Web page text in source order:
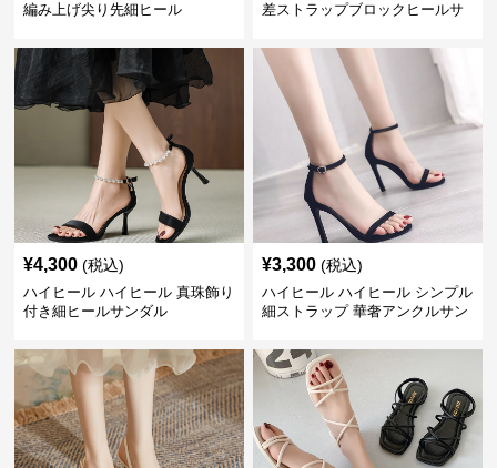
編み上げ尖り先細ヒール
差ストラップブロックヒールサ
¥4,300 (税込)
ハイヒール ハイヒール 真珠飾り
付き細ヒールサンダル
¥3,300 (税込)
ハイヒール ハイヒール シンプル
細ストラップ 華奢アンクルサン